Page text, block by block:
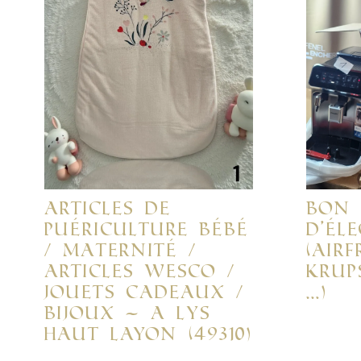
ARTICLES DE
PUÉRICULTURE BÉBÉ
/ MATERNITÉ /
ARTICLES WESCO /
JOUETS CADEAUX /
BIJOUX – A LYS
HAUT LAYON (49310)
Bon
…)